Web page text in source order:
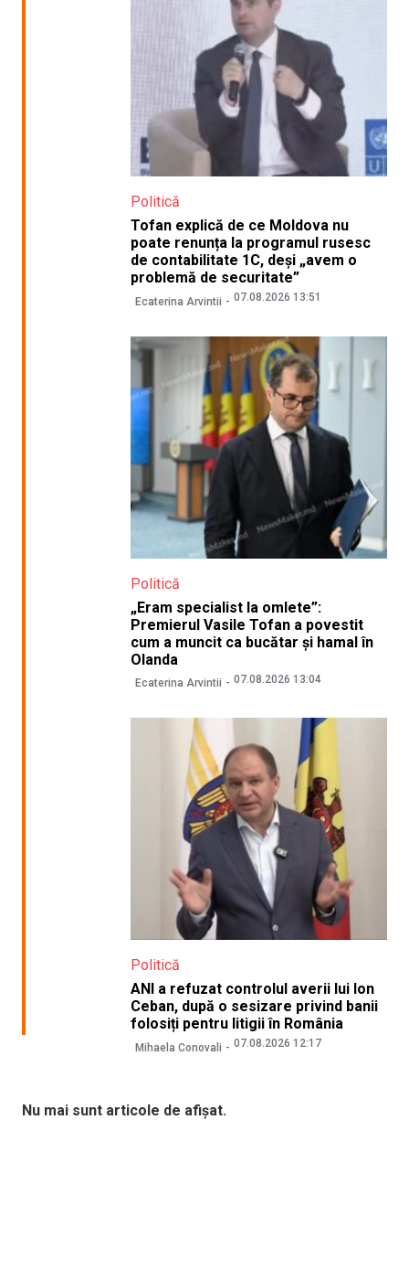
Politică
Tofan explică de ce Moldova nu
poate renunța la programul rusesc
de contabilitate 1C, deși „avem o
problemă de securitate”
Ecaterina Arvintii 07.08.2026 13:51
Politică
„Eram specialist la omlete”:
Premierul Vasile Tofan a povestit
cum a muncit ca bucătar și hamal în
Olanda
Ecaterina Arvintii 07.08.2026 13:04
Politică
ANI a refuzat controlul averii lui Ion
Ceban, după o sesizare privind banii
folosiți pentru litigii în România
Mihaela Conovali 07.08.2026 12:17
Nu mai sunt articole de afișat.